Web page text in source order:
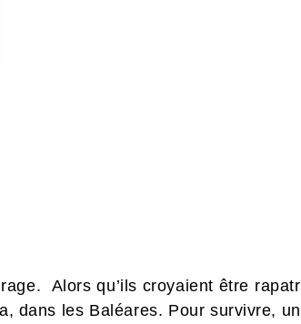
Alors qu’ils croyaient être
dans les Baléares. Pour survivre,